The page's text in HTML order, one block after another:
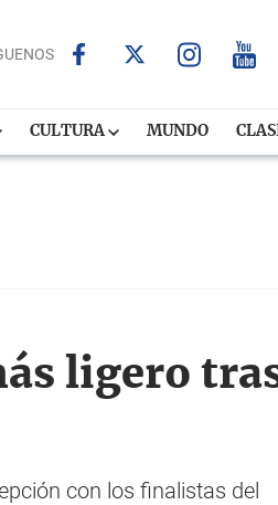
CULTURA MUNDO
ligero
con los finalistas del